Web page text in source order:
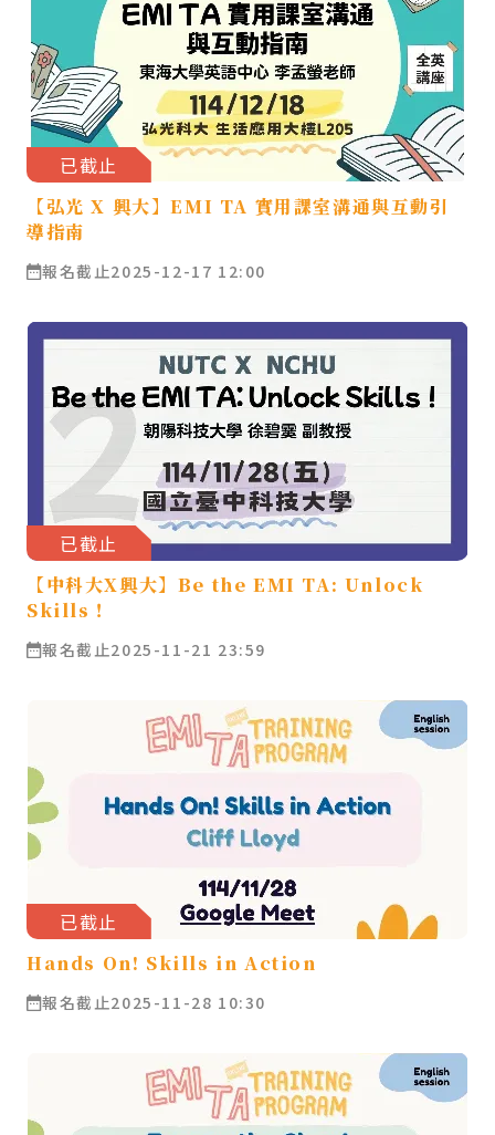
已截止
【弘光 X 興大】EMI TA 實用課室溝通與互動引
導指南
報名截止2025-12-17 12:00
已截止
【中科大X興大】Be the EMI TA: Unlock
Skills！
報名截止2025-11-21 23:59
已截止
Hands On! Skills in Action
報名截止2025-11-28 10:30